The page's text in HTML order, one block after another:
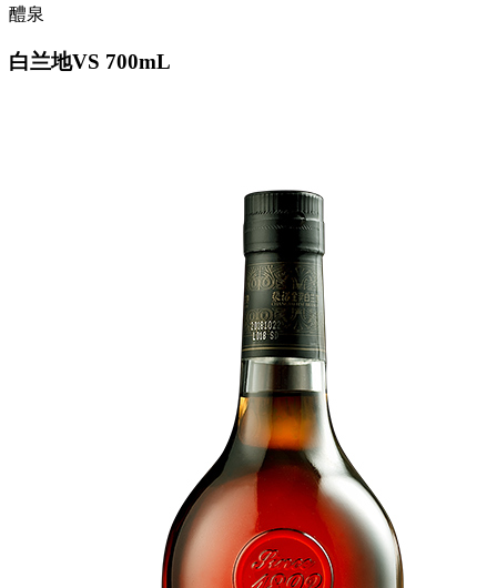
醴泉
白兰地VS 700mL